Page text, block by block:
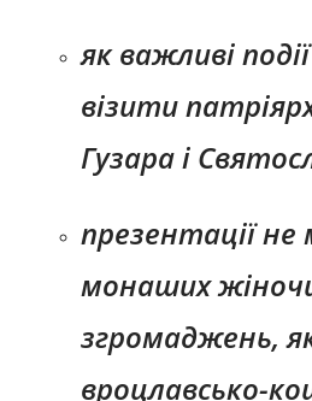
як важливі
візити
Гузара і
презентації не
монаших
згромаджень,
вроцлавсько-